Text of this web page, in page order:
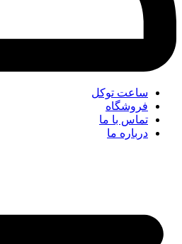
ساعت توکل
فروشگاه
تماس با ما
درباره ما